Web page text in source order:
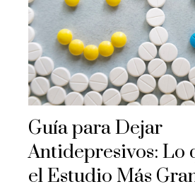
Guía para Dejar
Antidepresivos: Lo
el Estudio Más